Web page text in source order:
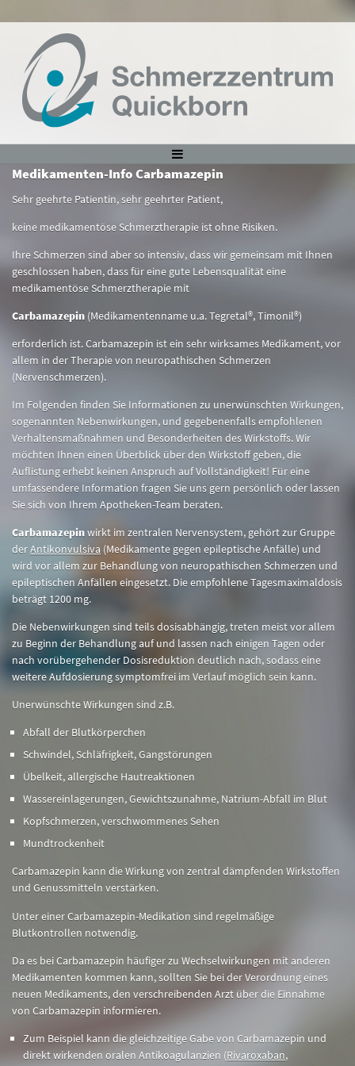
Medikamenten-Info Carbamazepin
Sehr geehrte Patientin, sehr geehrter Patient,
keine medikamentöse Schmerztherapie ist ohne Risiken.
Ihre Schmerzen sind aber so intensiv, dass wir gemeinsam mit Ihnen
geschlossen haben, dass für eine gute Lebensqualität eine
medikamentöse Schmerztherapie mit
Carbamazepin (Medikamentenname u.a. Tegretal®, Timonil®)
erforderlich ist. Carbamazepin ist ein sehr wirksames Medikament, vor
allem in der Therapie von neuropathischen Schmerzen
(Nervenschmerzen).
Im Folgenden finden Sie Informationen zu unerwünschten Wirkungen,
sogenannten Nebenwirkungen, und gegebenenfalls empfohlenen
Verhaltensmaßnahmen und Besonderheiten des Wirkstoffs. Wir
möchten Ihnen einen Überblick über den Wirkstoff geben, die
Auflistung erhebt keinen Anspruch auf Vollständigkeit! Für eine
umfassendere Information fragen Sie uns gern persönlich oder lassen
Sie sich von Ihrem Apotheken-Team beraten.
Carbamazepinwirkt im zentralen Nervensystem, gehört zur Gruppe
derAntikonvulsiva (Medikamente gegen epileptische Anfälle) und
wird vor allem zur Behandlung von neuropathischen Schmerzen und
epileptischen Anfällen eingesetzt. Die empfohlene Tagesmaximaldosis
beträgt 1200 mg.
Die Nebenwirkungen sind teils dosisabhängig, treten meist vor allem
zu Beginn der Behandlung auf und lassen nach einigen Tagen oder
nach vorübergehender Dosisreduktion deutlich nach, sodass eine
weitere Aufdosierung symptomfrei im Verlauf möglich sein kann.
Unerwünschte Wirkungen sind z.B.
Abfall der Blutkörperchen
Schwindel, Schläfrigkeit, Gangstörungen
Übelkeit, allergische Hautreaktionen
Wassereinlagerungen, Gewichtszunahme, Natrium-Abfall im Blut
Kopfschmerzen, verschwommenes Sehen
Mundtrockenheit
Carbamazepin kann die Wirkung von zentral dämpfenden Wirkstoffen
und Genussmitteln verstärken.
Unter einer Carbamazepin-Medikation sind regelmäßige
Blutkontrollen notwendig.
Da es bei Carbamazepin häufiger zu Wechselwirkungen mit anderen
Medikamenten kommen kann, sollten Sie bei der Verordnung eines
neuen Medikaments, den verschreibenden Arzt über die Einnahme
von Carbamazepin informieren.
Zum Beispiel kann die gleichzeitige Gabe von Carbamazepin und
direkt wirkenden oralen Antikoagulanzien (Rivaroxaban,